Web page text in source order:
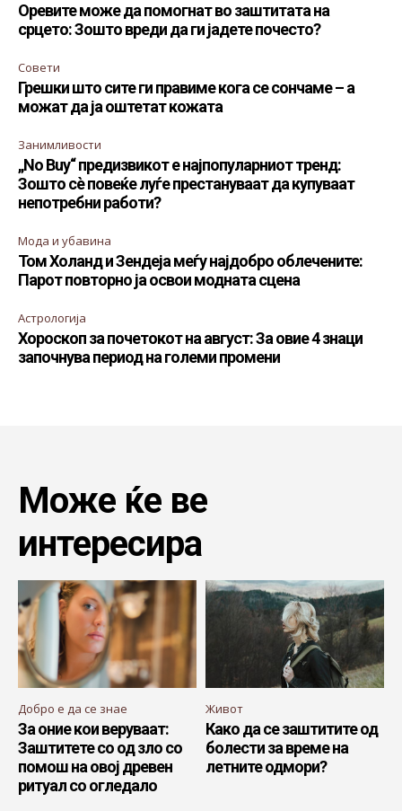
Оревите може да помогнат во заштитата на
срцето: Зошто вреди да ги јадете почесто?
Совети
Грешки што сите ги правиме кога се сончаме – а
можат да ја оштетат кожата
Занимливости
„No Buy“ предизвикот е најпопуларниот тренд:
Зошто сè повеќе луѓе престануваат да купуваат
непотребни работи?
Мода и убавина
Том Холанд и Зендеја меѓу најдобро облечените:
Парот повторно ја освои модната сцена
Астрологија
Хороскоп за почетокот на август: За овие 4 знаци
започнува период на големи промени
Може ќе ве
интересира
Добро е да се знае
За оние кои веруваат:
Заштитете со од зло со
помош на овој древен
ритуал со огледало
Живот
Како да се заштитите од
болести за време на
летните одмори?